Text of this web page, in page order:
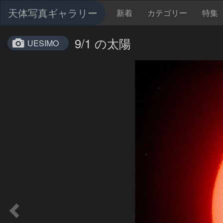
天体写真ギャラリー 新着 カテゴリー 特集
UESIMO 9/1 の太陽